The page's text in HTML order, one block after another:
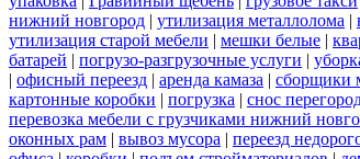
нижний новгород | утилизация металлолома |
утилизация старой мебели | мешки белые |
батарей | погрузо-разгрузочные услуги |
| офисный переезд | аренда камаза | сборщики
картонные коробки | погрузка | снос
перевозка мебели с грузчиками нижний
оконных рам | вывоз мусора | переезд